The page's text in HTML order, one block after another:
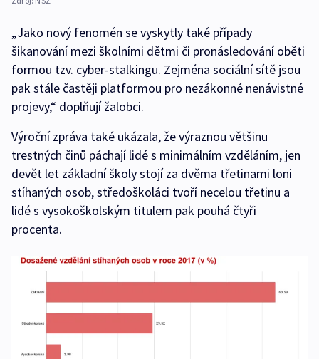
„Jako nový fenomén se vyskytly také případy
šikanování mezi školními dětmi či pronásledování oběti
formou tzv. cyber‑stalkingu. Zejména sociální sítě jsou
pak stále častěji platformou pro nezákonné nenávistné
projevy,“ doplňují žalobci.
Výroční zpráva také ukázala, že výraznou většinu
trestných činů páchají lidé s minimálním vzděláním, jen
devět let základní školy stojí za dvěma třetinami loni
stíhaných osob, středoškoláci tvoří necelou třetinu a
lidé s vysokoškolským titulem pak pouhá čtyři
procenta.